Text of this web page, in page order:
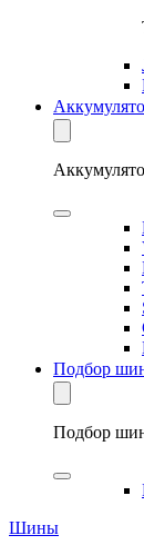
Подбор
Подбор
Шины